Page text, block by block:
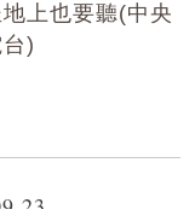
上也要聽(中央
)